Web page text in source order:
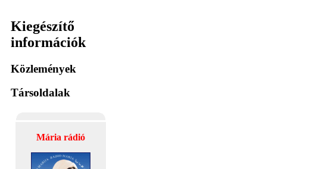
Kiegészítő
információk
Közlemények
Társoldalak
Mária rádió